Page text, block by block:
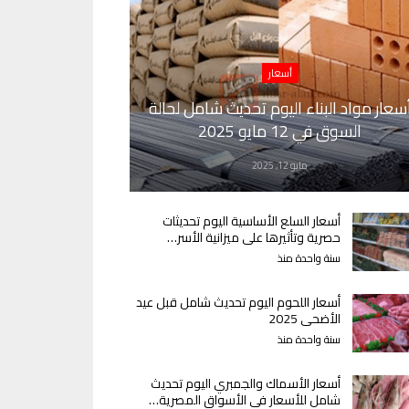
أسعار
مواد البناء اليوم تحديث شامل لحالة
السوق في 12 مايو 2025
مايو 12, 2025
أسعار السلع الأساسية اليوم تحديثات
حصرية وتأثيرها على ميزانية الأسر…
سنة واحدة منذ
أسعار اللحوم اليوم تحديث شامل قبل عيد
الأضحى 2025
سنة واحدة منذ
أسعار الأسماك والجمبري اليوم تحديث
شامل للأسعار في الأسواق المصرية…